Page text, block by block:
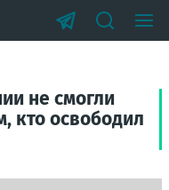
не смогли
кто освободил